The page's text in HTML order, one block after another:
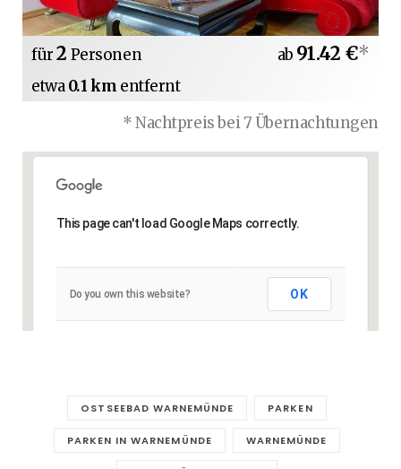
für2 Personen
etwa0.1 km entfernt
ab 91.42 €*
* Nachtpreis bei 7 Übernachtungen
This page can't load Google Maps correctly.
Do you own this website? OK
OSTSEEBAD WARNEMÜNDE PARKEN
PARKEN IN WARNEMÜNDE WARNEMÜNDE